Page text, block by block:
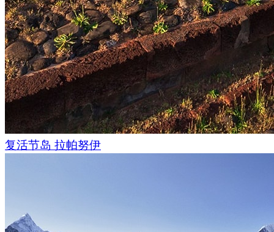
从山口可以看到高加索山脉的美丽景色，但我们只能看到随风
我们离开山口，进入山谷时，我们来到了阿姆基，一个美丽的
虽然双子塔群是离我们最近的一个塔楼，从路边就可以看得到
达那里。一开始，我们试着步行去那里，但很快我们就气喘吁
清楚地知道带着装备去那里太具有挑战性了。第二天，我们决
汽车与石头激烈碰撞着，轮胎失去了牵引力，吱吱作响，但我
进。很快这条路就被一道带刺铁丝网的大门挡住了，这样马和
干草地。我下车，打开大门，然后我们进去了。
复活节岛 拉帕努伊